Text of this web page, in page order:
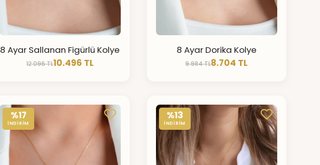
8 Ayar Sallanan Figürlü Kolye
12.096 TL10.496 TL
8 Ayar Dorika Kolye
9.984 TL8.704 TL
%17
İNDİRİM
%13
İNDİRİM